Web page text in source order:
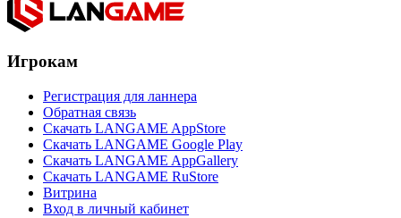
Игрокам
Регистрация для ланнера
Обратная связь
Скачать LANGAME AppStore
Скачать LANGAME Google Play
Скачать LANGAME AppGallery
Скачать LANGAME RuStore
Витрина
Вход в личный кабинет